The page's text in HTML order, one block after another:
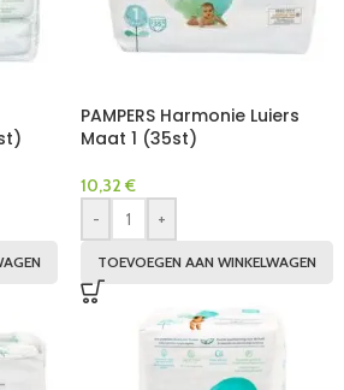
PAMPERS Harmonie Luiers
Maat 1 (35st)
10,32 €
-
+
TOEVOEGEN AAN WINKELWAGEN